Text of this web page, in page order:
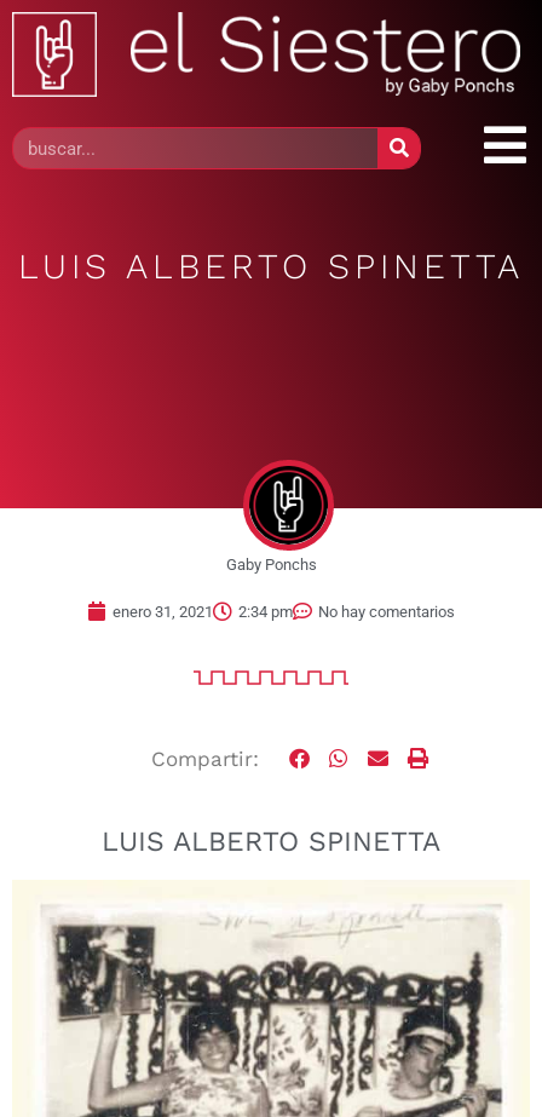
LUIS ALBERTO SPINETTA
Gaby Ponchs
enero 31, 2021 2:34 pm No hay comentarios
Compartir:
LUIS ALBERTO SPINETTA